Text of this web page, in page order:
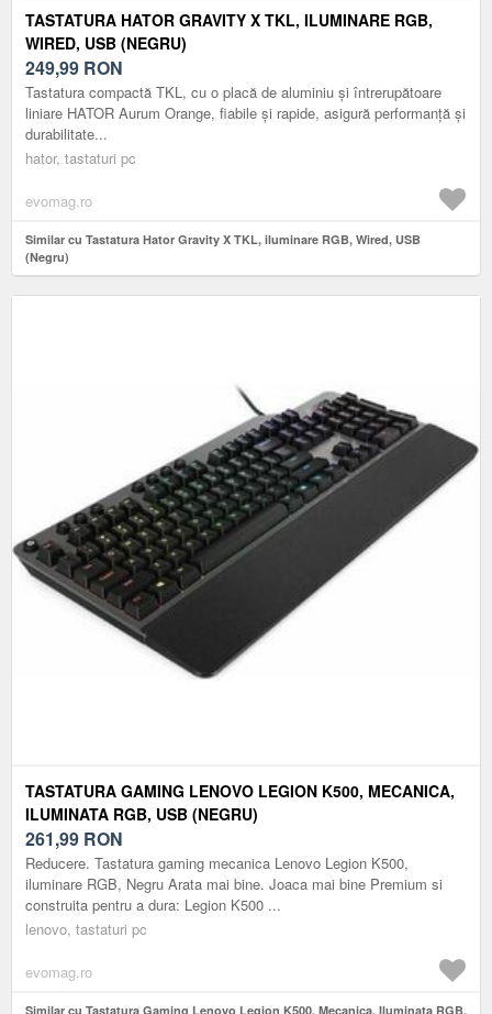
TASTATURA HATOR GRAVITY X TKL, ILUMINARE RGB,
WIRED, USB (NEGRU)
249,99 RON
Tastatura compactă TKL, cu o placă de aluminiu și întrerupătoare
liniare HATOR Aurum Orange, fiabile și rapide, asigură performanță și
durabilitate...
hator, tastaturi pc
evomag.ro
Similar cu Tastatura Hator Gravity X TKL, iluminare RGB, Wired, USB
(Negru)
TASTATURA GAMING LENOVO LEGION K500, MECANICA,
ILUMINATA RGB, USB (NEGRU)
261,99 RON
Reducere. Tastatura gaming mecanica Lenovo Legion K500,
iluminare RGB, Negru Arata mai bine. Joaca mai bine Premium si
construita pentru a dura: Legion K500 ...
lenovo, tastaturi pc
evomag.ro
Similar cu Tastatura Gaming Lenovo Legion K500, Mecanica, Iluminata RGB,